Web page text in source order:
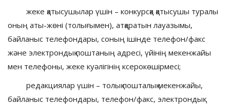
жеке қатысушылар үшін – конкурсқа қатысушы туралы
оның аты-жөні (толығымен), атқаратын лауазымы,
байланыс телефондары, соның ішінде телефон/факс
және электрондық поштаның адресі, үйінің мекенжайы
мен телефоны, жеке куәлігінің ксерокөшірмесі;
редакциялар үшін – толық пошталық мекенжайы,
байланыс телефондары, телефон/факс, электрондық